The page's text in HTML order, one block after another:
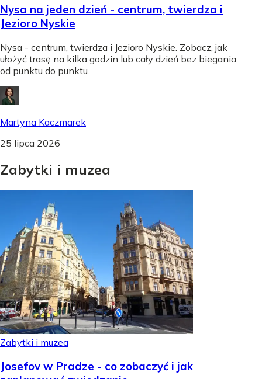
Nysa na jeden dzień - centrum, twierdza i
Jezioro Nyskie
Nysa - centrum, twierdza i Jezioro Nyskie. Zobacz, jak
ułożyć trasę na kilka godzin lub cały dzień bez biegania
od punktu do punktu.
Martyna Kaczmarek
25 lipca 2026
Zabytki i muzea
Zabytki i muzea
Josefov w Pradze - co zobaczyć i jak